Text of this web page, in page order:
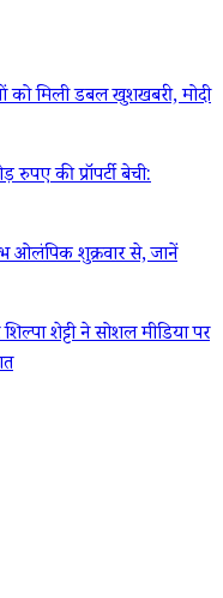
मिली डबल खुशखबरी, मोदी
की प्रॉपर्टी बेची:
शुक्रवार से, जानें
शेट्टी ने सोशल मीडिया पर